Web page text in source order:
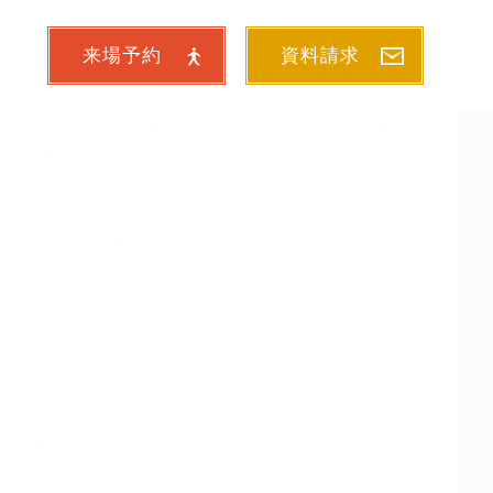
来場予約 資料請求